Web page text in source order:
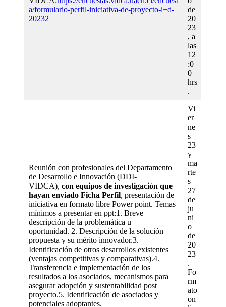
a/formulario-perfil-iniciativa-de-proyecto-i+d-
20232
de
20
23
, a
las
12
:0
0
hrs
.
Reunión con profesionales del Departamento
de Desarrollo e Innovación (DDI-
VIDCA), con equipos de investigación que
hayan enviado Ficha Perfil, presentación de
iniciativa en formato libre Power point. Temas
mínimos a presentar en ppt:1. Breve
descripción de la problemática u
oportunidad. 2. Descripción de la solución
propuesta y su mérito innovador.3.
Identificación de otros desarrollos existentes
(ventajas competitivas y comparativas).4.
Transferencia e implementación de los
resultados a los asociados, mecanismos para
asegurar adopción y sustentabilidad post
proyecto.5. Identificación de asociados y
potenciales adoptantes.
Vi
er
ne
s
23
y
ma
rte
s
27
de
ju
ni
o
de
20
23
.
Fo
rm
ato
on